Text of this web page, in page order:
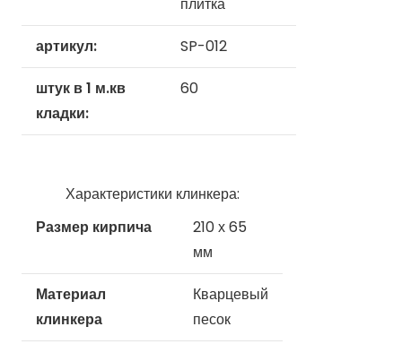
артикул: SP-012
штук в 1 м.кв
кладки:
60
Характеристики клинкера:
Размер кирпича
210 х 65
мм
Материал
клинкера
Кварцевый
песок